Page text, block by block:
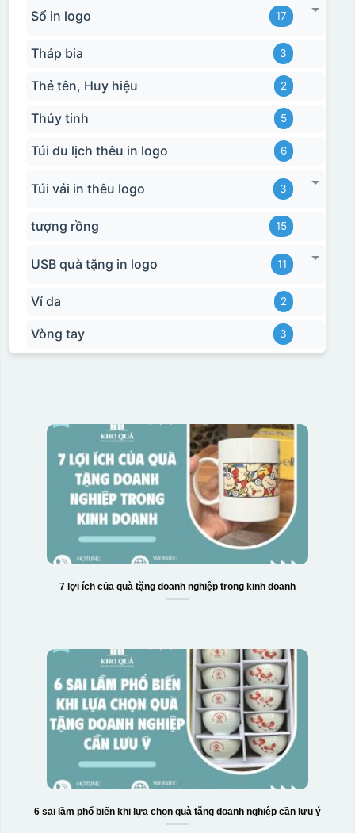
Sổ in logo 17
Tháp bia 3
Thẻ tên, Huy hiệu 2
Thủy tinh 5
Túi du lịch thêu in logo 6
Túi vải in thêu logo 3
tượng rồng 15
USB quà tặng in logo 11
Ví da 2
Vòng tay 3
7 lợi ích của quà tặng doanh nghiệp trong kinh doanh
6 sai lầm phổ biến khi lựa chọn quà tặng doanh nghiệp cần lưu ý